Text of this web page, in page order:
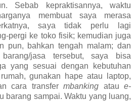
Sebab kepraktisannya, waktu
membuat saya merasa
saya tidak perlu lagi
pergi ke toko fisik; kemudian juga
pun, bahkan tengah malam; dan
jasa tersebut, saya bisa
yang sesuai dengan kebutuhan
gunakan hape atau laptop,
cara transfermbanking ataue-
barang sampai. Waktu yang luang,